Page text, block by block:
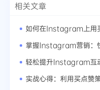
相关文章
如何在Instagram上用
掌握Instagram营销：
轻松提升Instagram互
实战心得：利用买点赞